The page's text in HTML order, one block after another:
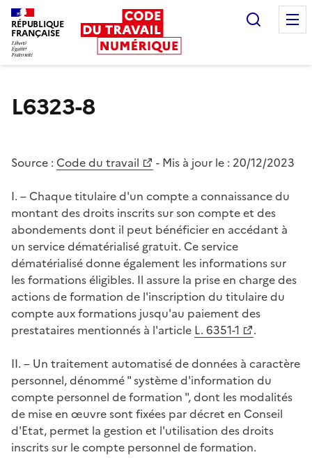
RÉPUBLIQUE
FRANÇAISE
L6323-8
Source : Code du travail - Mis à jour le : 20/12/2023
I. – Chaque titulaire d'un compte a connaissance du
montant des droits inscrits sur son compte et des
abondements dont il peut bénéficier en accédant à
un service dématérialisé gratuit. Ce service
dématérialisé donne également les informations sur
les formations éligibles. Il assure la prise en charge des
actions de formation de l'inscription du titulaire du
compte aux formations jusqu'au paiement des
prestataires mentionnés à l'article L. 6351-1
.
II. – Un traitement automatisé de données à caractère
personnel, dénommé " système d'information du
compte personnel de formation ", dont les modalités
de mise en œuvre sont fixées par décret en Conseil
d'Etat, permet la gestion et l'utilisation des droits
inscrits sur le compte personnel de formation.